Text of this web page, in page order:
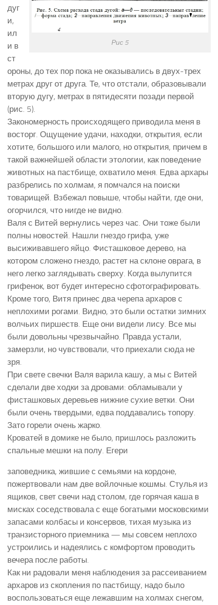
Рис 5
дуг
и,
ил
и в
ст
ороны, до тех пор пока не оказывались в двух-трех
метрах друг от друга. Те, что отстали, образовывали
вторую дугу, метрах в пятидесяти позади первой
(рис. 5).
Закономерность происходящего приводила меня в
восторг. Ощущение удачи, находки, открытия, если
хотите, большого или малого, но открытия, причем в
такой важнейшей области этологии, как поведение
животных на пастбище, охватило меня. Едва архары
разбрелись по холмам, я помчался на поиски
товарищей. Взбежал повыше, чтобы найти, где они,
огорчился, что нигде не видно.
Валя с Витей вернулись через час. Они тоже были
полны новостей. Нашли гнездо грифа, уже
высиживавшего яйцо. Фисташковое дерево, на
котором сложено гнездо, растет на склоне оврага, в
него легко заглядывать сверху. Когда вылупится
грифенок, вот будет интересно сфотографировать.
Кроме того, Витя принес два черепа архаров с
неплохими рогами. Видно, это были остатки зимних
волчьих пиршеств. Еще они видели лису. Все мы
были довольны чрезвычайно. Правда устали,
замерзли, но чувствовали, что приехали сюда не
зря.
При свете свечки Валя варила кашу, а мы с Витей
сделали две ходки за дровами: обламывали у
фисташковых деревьев нижние сухие ветки. Они
были очень твердыми, едва поддавались топору.
Зато горели очень жарко.
Кроватей в домике не было, пришлось разложить
спальные мешки на полу. Егери
заповедника, жившие с семьями на кордоне,
пожертвовали нам две войлочные кошмы. Стулья из
ящиков, свет свечи над столом, где горячая каша в
мисках соседствовала с еще богатыми московскими
запасами колбасы и консервов, тихая музыка из
транзисторного приемника — мы совсем неплохо
устроились и надеялись с комфортом проводить
вечера после работы.
Как ни радовали меня наблюдения за рассеиванием
архаров из скопления по пастбищу, надо было
воспользоваться еще лежавшим на холмах снегом,